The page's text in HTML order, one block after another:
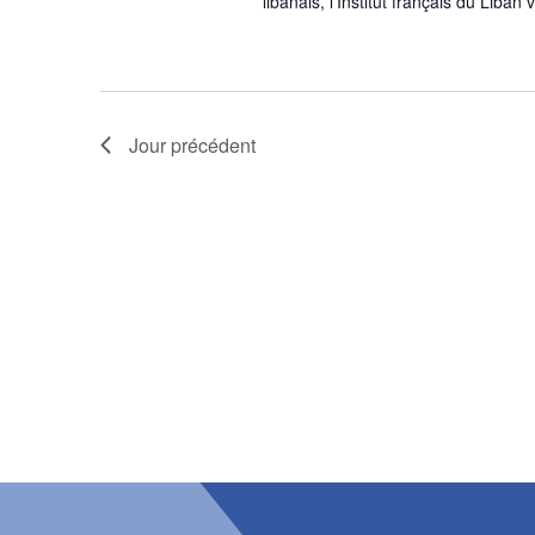
Jour précédent